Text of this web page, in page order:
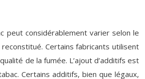
peut considérablement varier selon le
Certains fabricants utilisent
de la fumée. L’ajout d’additifs est
Certains additifs, bien que légaux,